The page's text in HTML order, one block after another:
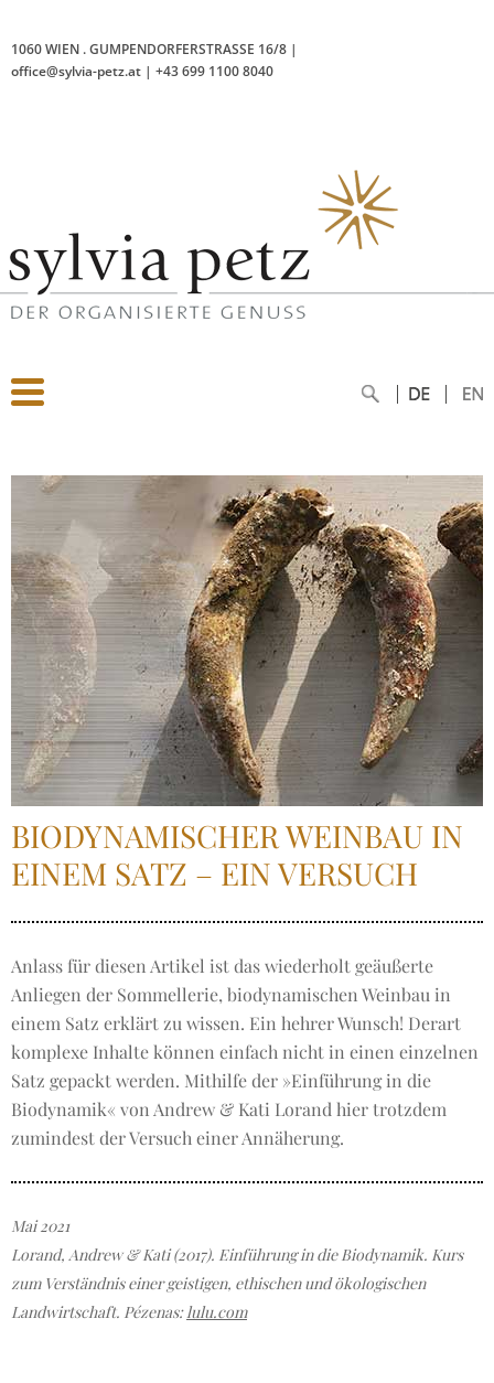
1060 WIEN .GUMPENDORFERSTRASSE 16/8 |
office@sylvia-petz.at | +43 699 1100 8040
BIODYNAMISCHER WEINBAU IN
EINEM SATZ – EIN VERSUCH
Anlass für diesen Artikel ist das wiederholt geäußerte
Anliegen der Sommellerie, biodynamischen Weinbau in
einem Satz erklärt zu wissen. Ein hehrer Wunsch! Derart
komplexe Inhalte können einfach nicht in einen einzelnen
Satz gepackt werden. Mithilfe der »Einführung in die
Biodynamik« von Andrew & Kati Lorand hier trotzdem
zumindest der Versuch einer Annäherung.
Mai 2021
Lorand, Andrew & Kati (2017). Einführung in die Biodynamik. Kurs
zum Verständnis einer geistigen, ethischen und ökologischen
Landwirtschaft. Pézenas:lulu.com